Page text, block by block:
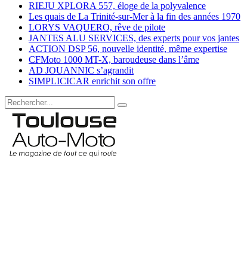
RIEJU XPLORA 557, éloge de la polyvalence
Les quais de La Trinité-sur-Mer à la fin des années 1970
LORYS VAQUERO, rêve de pilote
JANTES ALU SERVICES, des experts pour vos jantes
ACTION DSP 56, nouvelle identité, même expertise
CFMoto 1000 MT-X, baroudeuse dans l’âme
AD JOUANNIC s’agrandit
SIMPLICICAR enrichit son offre